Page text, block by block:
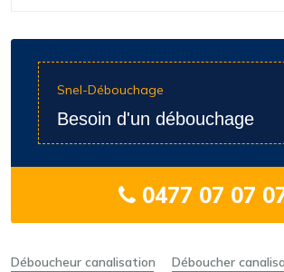
Snel-Débouchage
Besoin d'un débouchage
0477 07 07
Déboucheur canalisation
Déboucher